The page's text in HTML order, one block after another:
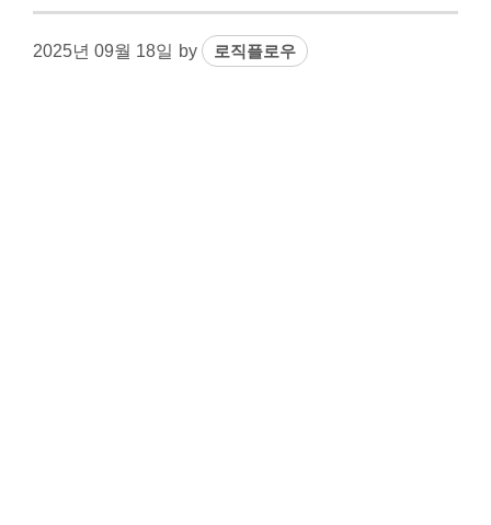
2025년 09월 18일 by 로직플로우